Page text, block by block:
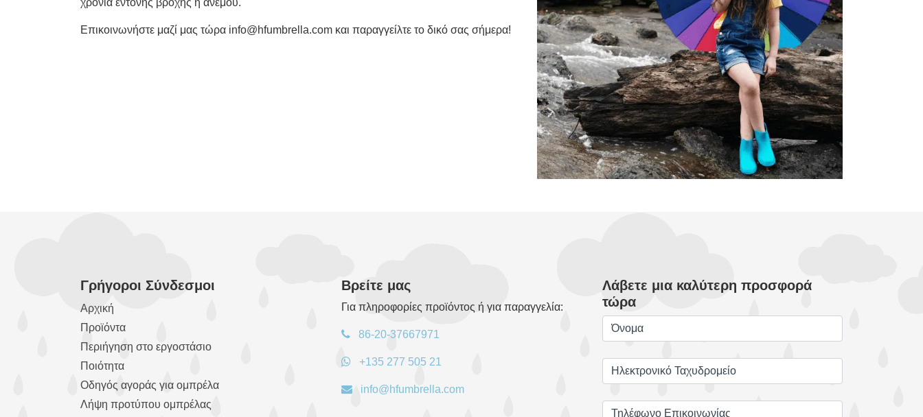
χρόνια έντονης βροχής ή ανέμου.
Επικοινωνήστε μαζί μας τώρα info@hfumbrella.com και παραγγείλτε το δικό σας σήμερα!
Γρήγοροι Σύνδεσμοι
Αρχική
Προϊόντα
Περιήγηση στο εργοστάσιο
Ποιότητα
Οδηγός αγοράς για ομπρέλα
Λήψη προτύπου ομπρέλας
Βρείτε μας
Για πληροφορίες προϊόντος ή για παραγγελία:
86-20-37667971
+135 277 505 21
info@hfumbrella.com
Λάβετε μια καλύτερη προσφορά
τώρα